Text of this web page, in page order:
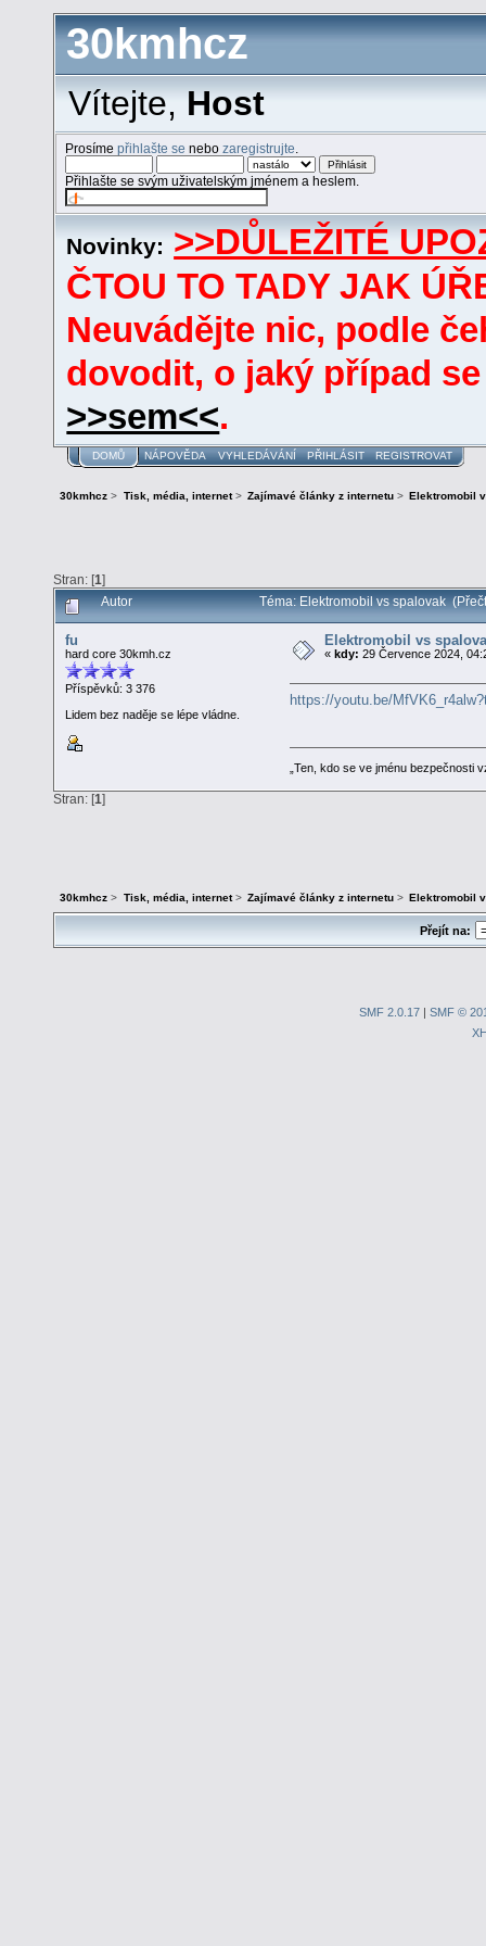
30kmhcz
Vítejte,Host
Prosímepřihlašte se nebozaregistrujte
Přihlašte se svým uživatelským jménem a heslem.
Novinky: >>DŮLEŽITÉ
ČTOU TO TADY JAK
Neuvádějte nic, podle
dovodit, o jaký případ
>>sem<<.
DOMŮ NÁPOVĚDA VYHLEDÁVÁNÍ PŘIHLÁSIT REGISTROVAT
30kmhcz > Tisk, média, internet> Zajímavé články z internetu> Elektromobil
Stran: [1]
Autor Téma: Elektromobil vs spalovak
fu
hard core 30kmh.cz
Příspěvků: 3 376
Lidem bez naděje se lépe vládne.
Elektromobil vs
« kdy: 29 Července 2024,
https://youtu.be/
„Ten, kdo se ve jménu bezpečnosti
Stran: [1]
30kmhcz > Tisk, média, internet> Zajímavé články z internetu> Elektromobil
Přejít na:
SMF 2.0.17| SMF ©